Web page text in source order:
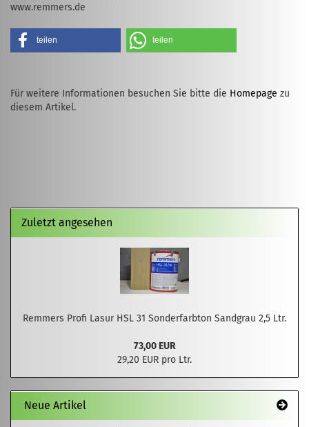
www.remmers.de
teilen teilen
Für weitere Informationen besuchen Sie bitte die Homepage zu
diesem Artikel.
Zuletzt angesehen
Remmers Profi Lasur HSL 31 Sonderfarbton Sandgrau 2,5 Ltr.
73,00 EUR
29,20 EUR pro Ltr.
Neue Artikel